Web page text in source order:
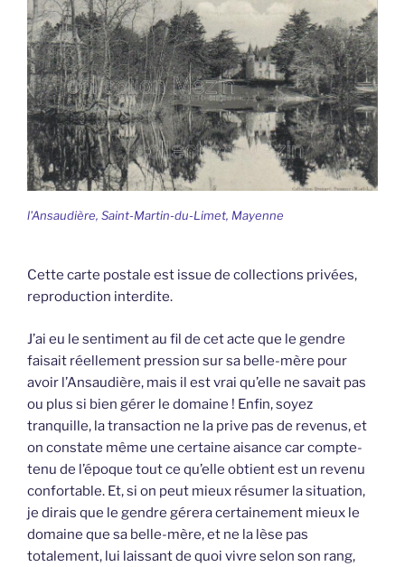
l'Ansaudière, Saint-Martin-du-Limet, Mayenne
Cette carte postale est issue de collections privées,
reproduction interdite.
J’ai eu le sentiment au fil de cet acte que le gendre
faisait réellement pression sur sa belle-mère pour
avoir l’Ansaudière, mais il est vrai qu’elle ne savait pas
ou plus si bien gérer le domaine ! Enfin, soyez
tranquille, la transaction ne la prive pas de revenus, et
on constate même une certaine aisance car compte-
tenu de l’époque tout ce qu’elle obtient est un revenu
confortable. Et, si on peut mieux résumer la situation,
je dirais que le gendre gérera certainement mieux le
domaine que sa belle-mère, et ne la lèse pas
totalement, lui laissant de quoi vivre selon son rang,